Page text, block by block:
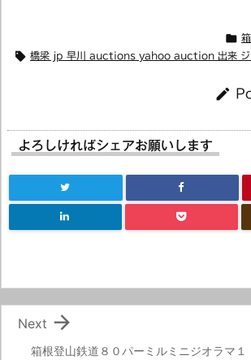

 橋梁 jp 早川 auctions yahoo auction 出来 ジ

よろしければシェアお願いします
箱根登山鉄道８０パーミルミニジオラマ１

Next